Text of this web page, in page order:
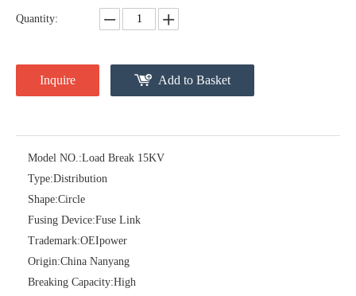
Polymer Fuse Cutout, Drop out Fuses 36 Kv 100A
Quantity:
Inquire Add to Basket
Model NO.:Load Break 15KV
Type:Distribution
Shape:Circle
Fusing Device:Fuse Link
Trademark:OEIpower
Origin:China Nanyang
Breaking Capacity:High